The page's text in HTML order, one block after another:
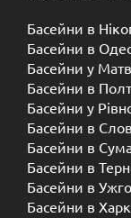
Басейни в
Басейни в
Басейни у
Басейни в
Басейни у
Басейни в
Басейни в
Басейни в
Басейни в
Басейни в